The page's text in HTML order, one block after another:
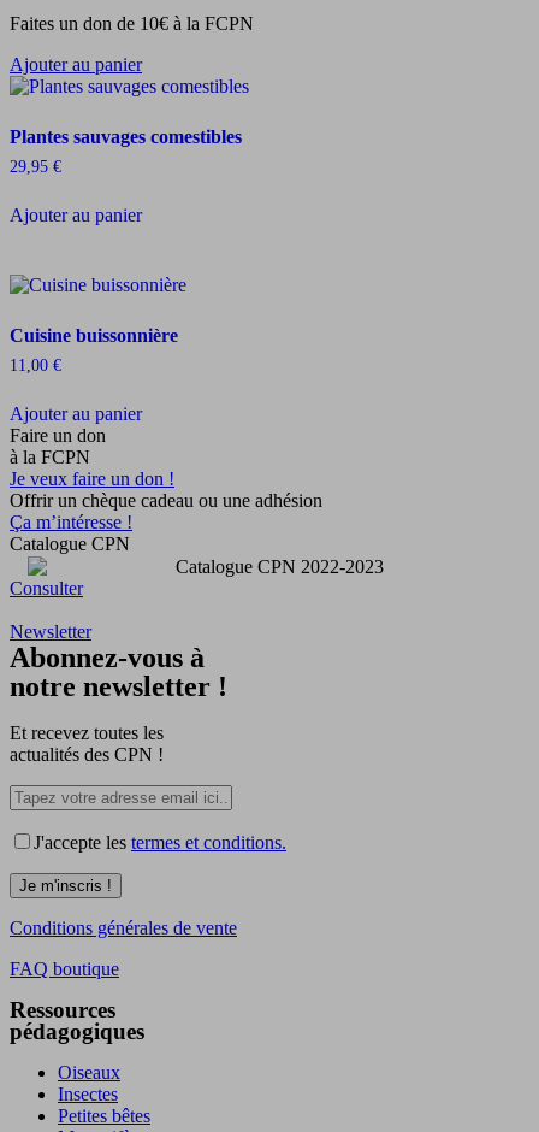
Faites un don de 10€ à la FCPN
Ajouter au panier
Plantes sauvages comestibles
29,95 €
Ajouter au panier
Cuisine buissonnière
11,00 €
Ajouter au panier
Faire un don
à la FCPN
Je veux faire un don !
Offrir un chèque cadeau ou une adhésion
Ça m’intéresse !
Catalogue CPN
Consulter
Newsletter
Abonnez-vous à
notre newsletter !
Et recevez toutes les
actualités des CPN !
J'accepte les termes et conditions.
Conditions générales de vente
FAQ boutique
Ressources
pédagogiques
Oiseaux
Insectes
Petites bêtes